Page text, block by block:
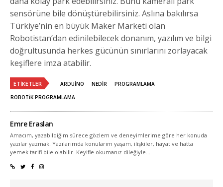
sensörüne bile dönüştürebilirsiniz. Aslına bakılırsa
Türkiye’nin en büyük Maker Marketi olan
Robotistan’dan edinilebilecek donanım, yazılım ve bilgi
doğrultusunda herkes gücünün sınırlarını zorlayacak
keşiflere imza atabilir.
ETIKETLER ARDUINO NEDIR
PROGRAMLAMA
ROBOTIK PROGRAMLAMA
Emre Eraslan
Amacım, yazabildiğim sürece gözlem ve deneyimlerime göre her konuda
yazılar yazmak. Yazılarımda konularım yaşam, ilişkiler, hayat ve hatta
yemek tarifi bile olabilir. Keyifle okumanız dileğiyle...